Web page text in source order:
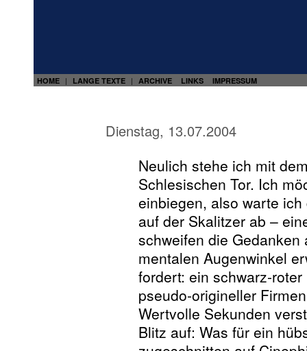
HOME | LANGE TEXTE | ARCHIVE LINKS IMPRESSUM
Dienstag, 13.07.2004
Neulich stehe ich mit
Schlesischen Tor. Ich
einbiegen, also warte
auf der Skalitzer ab –
schweifen die
mentalen Augenwinkel
fordert: ein schwarz-
pseudo-origineller
Wertvolle Sekunden
Blitz auf: Was für ein